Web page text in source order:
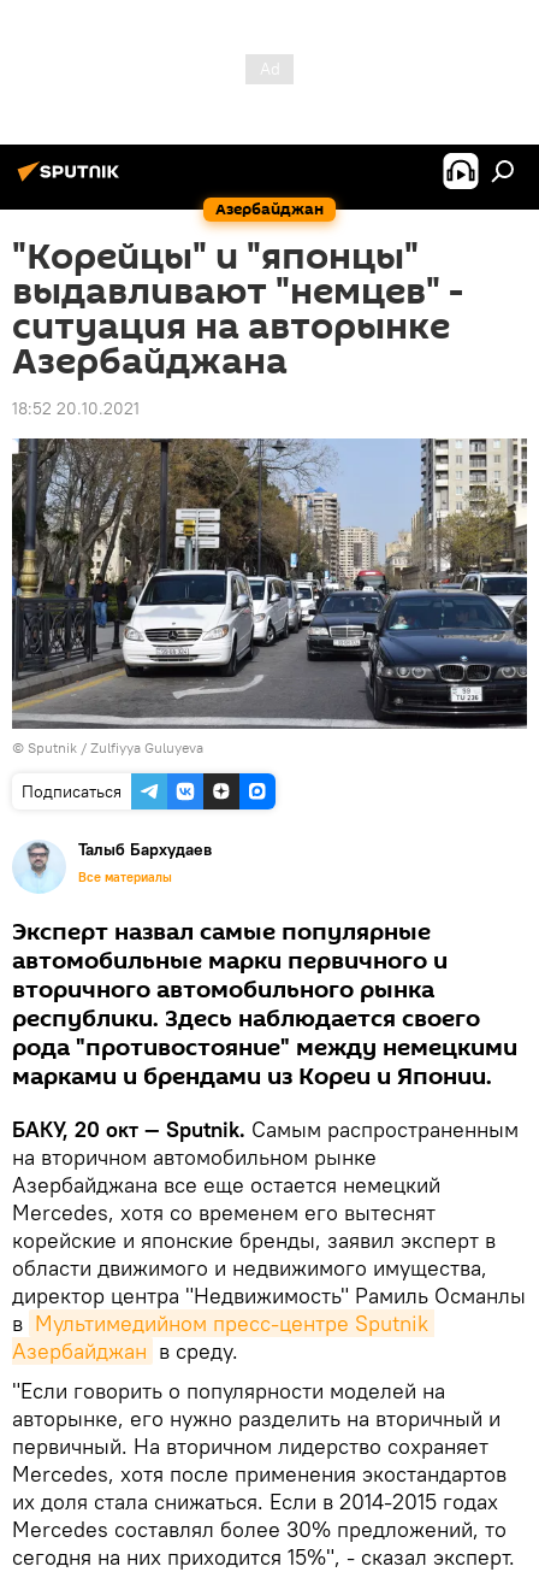
Азербайджан
"Корейцы" и "японцы"
выдавливают "немцев" -
ситуация на авторынке
Азербайджана
18:52 20.10.2021
© Sputnik / Zulfiyya Guluyeva
Подписаться
Талыб Бархудаев
Все материалы
Эксперт назвал самые популярные
автомобильные марки первичного и
вторичного автомобильного рынка
республики. Здесь наблюдается своего
рода "противостояние" между немецкими
марками и брендами из Кореи и Японии.
БАКУ, 20 окт — Sputnik. Самым распространенным
на вторичном автомобильном рынке
Азербайджана все еще остается немецкий
Mercedes, хотя со временем его вытеснят
корейские и японские бренды, заявил эксперт в
области движимого и недвижимого имущества,
директор центра "Недвижимость" Рамиль Османлы
в Мультимедийном пресс-центре Sputnik
Азербайджан в среду.
"Если говорить о популярности моделей на
авторынке, его нужно разделить на вторичный и
первичный. На вторичном лидерство сохраняет
Mercedes, хотя после применения экостандартов
их доля стала снижаться. Если в 2014-2015 годах
Mercedes составлял более 30% предложений, то
сегодня на них приходится 15%", - сказал эксперт.